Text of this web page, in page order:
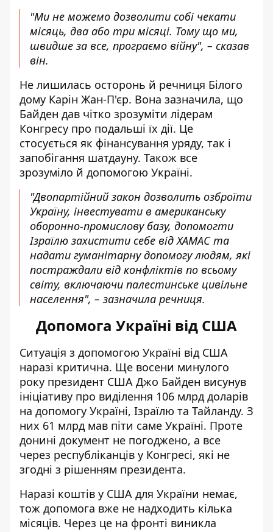
"Ми не можемо дозволити собі чекати
місяць, два або три місяці. Тому що ми,
швидше за все, програємо війну", – сказав
він.
Не лишилась осторонь й речниця Білого
дому Карін Жан-П'єр. Вона зазначила, що
Байден дав чітко зрозуміти лідерам
Конгресу про подальші їх дії. Це
стосується як фінансування уряду, так і
запобігання шатдауну. Також все
зрозуміло й допомогою Україні.
"Двопартійний закон дозволить озброїти
Україну, інвестувати в американську
оборонно-промислову базу, допомогти
Ізраїлю захистити себе від ХАМАС та
надати гуманітарну допомогу людям, які
постраждали від конфліктів по всьому
світу, включаючи палестинське цивільне
населення", – зазначила речниця.
Допомога Україні від США
Ситуація з допомогою Україні від США
наразі критична. Ще восени минулого
року президент США Джо Байден висунув
ініціативу про виділення 106 млрд доларів
на допомогу Україні, Ізраїлю та Тайланду. З
них 61 млрд мав піти саме Україні. Проте
донині документ не погоджено, а все
через республіканців у Конгресі, які не
згодні з рішенням президента.
Наразі коштів у США для України немає,
тож допомога вже не надходить кілька
місяців. Через це на фронті виникла